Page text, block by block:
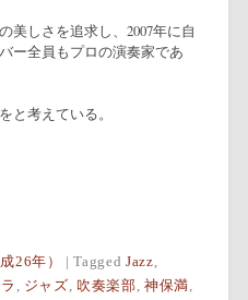
美しさを追求し、2007年に自
ー全員もプロの演奏家であ
と考えている。
26年） |Tagged Jazz
ジャズ 吹奏楽部 神保満